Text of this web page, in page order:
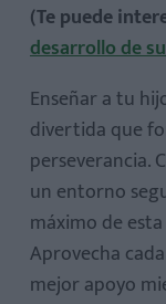
(Te puede
desarrollo de
Enseñar a tu
divertida que
perseverancia.
un entorno
máximo de
Aprovecha
mejor apoyo